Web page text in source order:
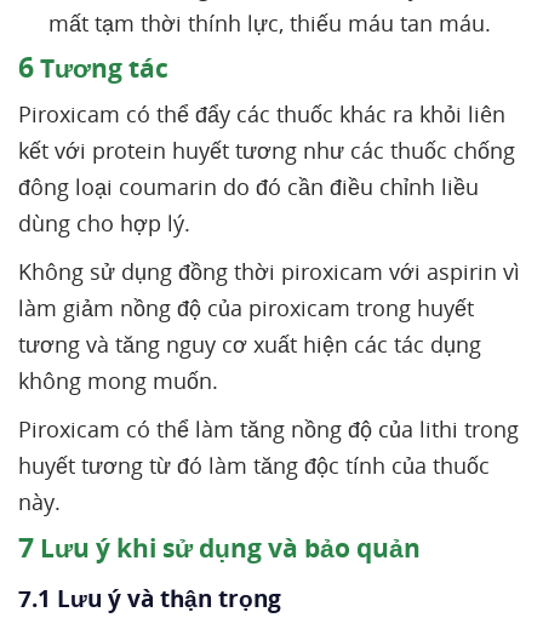
mất tạm thời thính lực, thiếu máu tan máu.
6Tương tác
Piroxicam có thể đẩy các thuốc khác ra khỏi liên
kết với protein huyết tương như các thuốc chống
đông loại coumarin do đó cần điều chỉnh liều
dùng cho hợp lý.
Không sử dụng đồng thời piroxicam với aspirin vì
làm giảm nồng độ của piroxicam trong huyết
tương và tăng nguy cơ xuất hiện các tác dụng
không mong muốn.
Piroxicam có thể làm tăng nồng độ của lithi trong
huyết tương từ đó làm tăng độc tính của thuốc
này.
7 Lưu ý khi sử dụng và bảo quản
7.1 Lưu ý và thận trọng